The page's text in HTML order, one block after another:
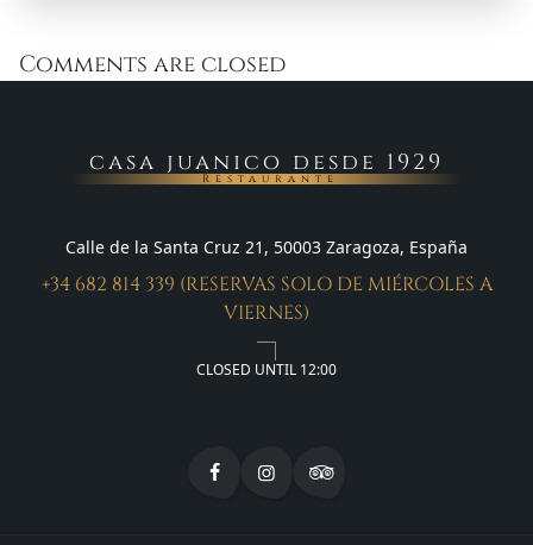
Comments are closed
casa juanico desde 1929
Restaurante
Calle de la Santa Cruz 21, 50003 Zaragoza, España
+34 682 814 339 (RESERVAS SOLO DE MIÉRCOLES A
VIERNES)
CLOSED UNTIL 12:00